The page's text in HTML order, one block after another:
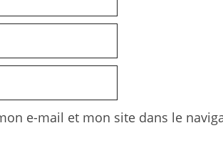
e-mail et mon site dans le